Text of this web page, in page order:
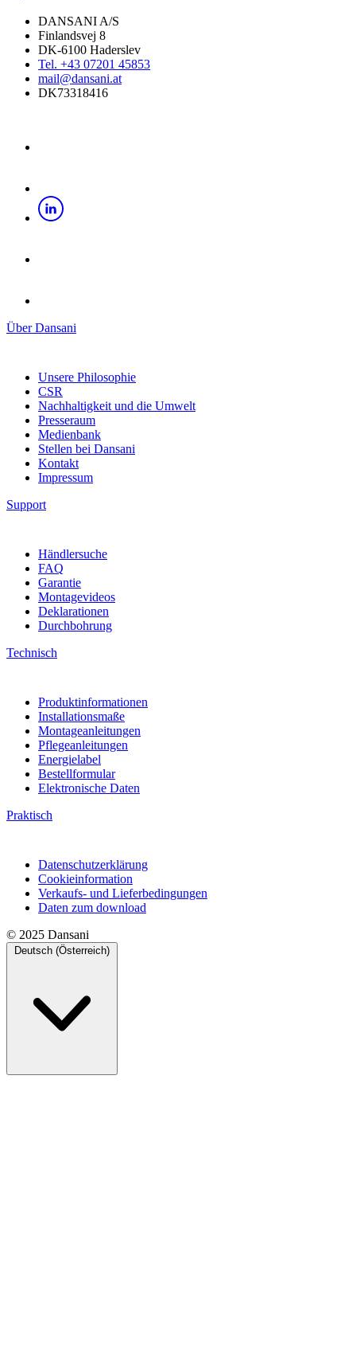
DANSANI A/S
Finlandsvej 8
DK-6100 Haderslev
Tel. +43 07201 45853
mail@dansani.at
DK73318416
Über Dansani
Unsere Philosophie
CSR
Nachhaltigkeit und die Umwelt
Presseraum
Medienbank
Stellen bei Dansani
Kontakt
Impressum
Support
Händlersuche
FAQ
Garantie
Montagevideos
Deklarationen
Durchbohrung
Technisch
Produktinformationen
Installationsmaße
Montageanleitungen
Pflegeanleitungen
Energielabel
Bestellformular
Elektronische Daten
Praktisch
Datenschutzerklärung
Cookieinformation
Verkaufs- und Lieferbedingungen
Daten zum download
© 2025 Dansani
Deutsch (Österreich)